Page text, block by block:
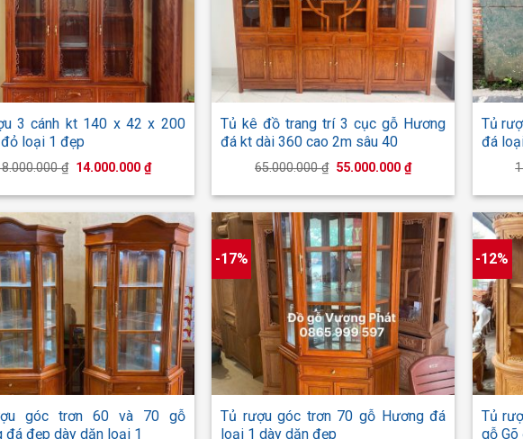
3 cánh kt 140 x 42 x 200
loại 1 đẹp
₫ Giá
là:
14.000.000₫Giá
hiện
tại
14.000.000 ₫.
+
Tủ kê đồ trang trí 3 cục gỗ Hương
đá kt dài 360 cao 2m sâu 40
65.000.000₫ Giá
là:
55.000.000₫Giá
hiện
tại
55.000.000 ₫.
+
Tủ
đá
góc trơn 60 và 70 gỗ
đá đẹp dày dặn loại 1
-17%
Tủ rượu góc trơn 70 gỗ Hương đá
loại 1 dày dặn đẹp
-12%
+
Tủ
gỗ